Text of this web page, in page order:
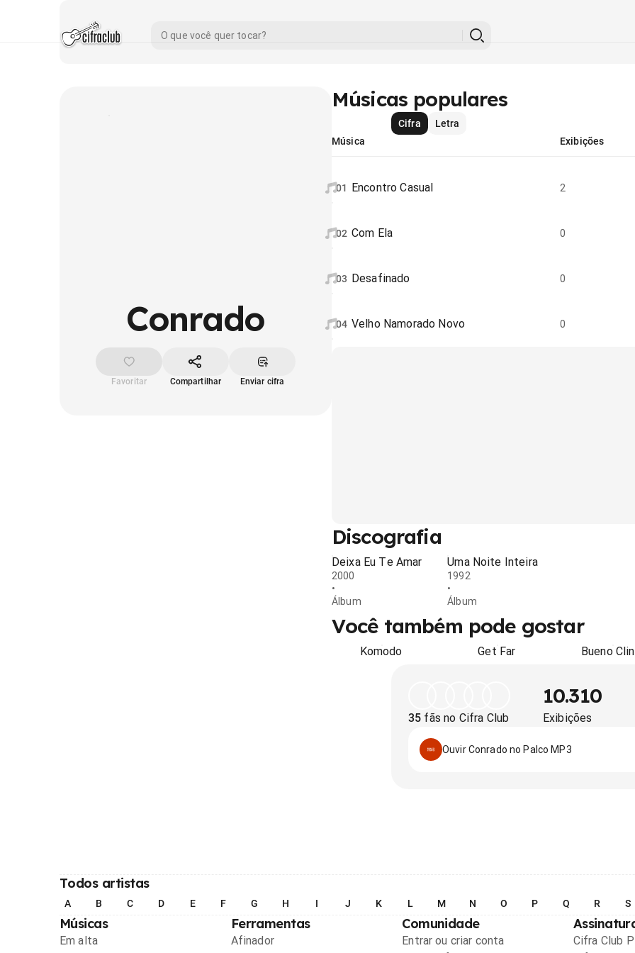
Conrado
Favoritar Compartilhar Enviar cifra
Músicas populares
Cifra
Letra
Música
Exibições
01 Encontro Casual 2
02 Com Ela 0
03 Desafinado 0
04 Velho Namorado Novo 0
Discografia
Deixa Eu Te Amar
2000
•
Álbum
Uma Noite Inteira
1992
•
Álbum
Você também pode gostar
Komodo Get Far Bueno
35 fãs no Cifra Club
10.310
Exibições
Ouvir Conrado no Palco MP3
Todos artistas
A B C D E F G H I J K L M N O P Q R S
Músicas
Em alta
Ferramentas
Afinador
Comunidade
Entrar ou criar conta
Cifra Club